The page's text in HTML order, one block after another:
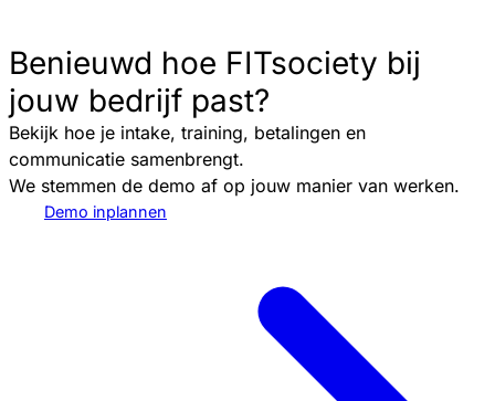
Benieuwd hoe FITsociety bij
jouw bedrijf past?
Bekijk hoe je intake, training, betalingen en
communicatie samenbrengt.
We stemmen de demo af op jouw manier van werken.
Demo inplannen